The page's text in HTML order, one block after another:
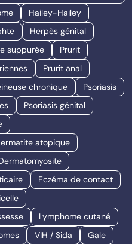
Hailey-Hailey
Herpès génital
suppurée
Prurit
Prurit anal
chronique
Psoriasis
Psoriasis génital
atopique
Eczéma de contact
Lymphome cutané
VIH / Sida
Gale